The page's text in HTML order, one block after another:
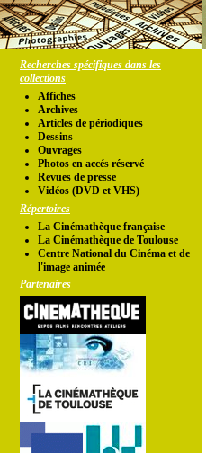
Recherches spécifiques dans les
collections
Affiches
Archives
Articles de périodiques
Dessins
Ouvrages
Photos en accés réservé
Revues de presse
Vidéos (DVD et VHS)
Répertoires
La Cinémathèque française
La Cinémathèque de Toulouse
Centre National du Cinéma et de
l'image animée
Partenaires